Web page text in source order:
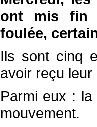
ont mis fin
foulée,
Ils sont cinq
avoir reçu
Parmi eux :
mouvement.